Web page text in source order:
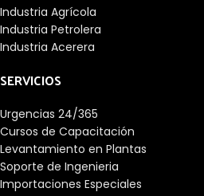
Industria Agrícola
Industria Petrolera
Industria Acerera
SERVICIOS
Urgencias 24/365
Cursos de Capacitación
Levantamiento en Plantas
Soporte de Ingenieria
Importaciones Especiales